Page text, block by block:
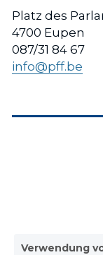
Platz des
4700 Eupen
087/31 84 67
info@pff.be
Verwendung